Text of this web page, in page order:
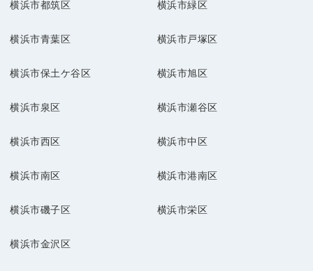
横浜市都筑区 横浜市緑区
横浜市青葉区 横浜市戸塚区
横浜市保土ケ谷区 横浜市旭区
横浜市泉区 横浜市瀬谷区
横浜市西区 横浜市中区
横浜市南区 横浜市港南区
横浜市磯子区 横浜市栄区
横浜市金沢区